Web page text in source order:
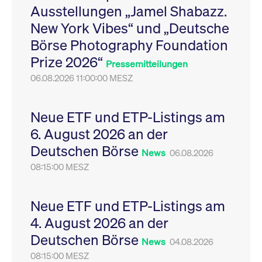
Ausstellungen „Jamel Shabazz.
New York Vibes“ und „Deutsche
Börse Photography Foundation
Prize 2026“ Pressemitteilungen
06.08.2026 11:00:00 MESZ
Neue ETF und ETP-Listings am
6. August 2026 an der
Deutschen Börse News 06.08.2026
08:15:00 MESZ
Neue ETF und ETP-Listings am
4. August 2026 an der
Deutschen Börse News 04.08.2026
08:15:00 MESZ
Leistung der Website
zu messen. Es handelt
sich um ein Muster-
Cookie, bei dem auf
das Präfix _pk_ses
eine kurze Reihe von
VISITOR_PRIVACY_METADATA
YouTube
.youtube.com
6
Monate
Dieses Cookie dient
Speicherung der
Einwilligungs- und
des Nutzers für ihre
Interaktion mit der
Sitzungen geehrt